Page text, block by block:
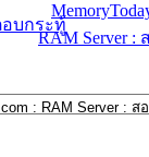
RAM Server :